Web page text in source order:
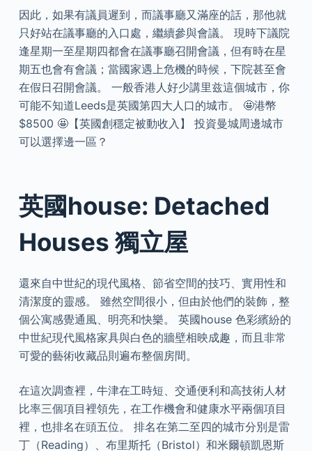
因此，如果有議員遲到，而議事廳又滿座的話，那他就
只好站在議事廳的入口處，繼續參與會議。 現時下議院
逢星期一至星期四都會在議事廳召開會議，但有時在星
期五也會有會議；當國家遇上危機的時候，下院甚至會
在假日召開會議。 一般香港人好少講里兹這個城市，你
可能不知道Leeds是英國第四大人口的城市。 🤩港幣
$8500 🤩【英國創穩定被動收入】 投資曼城周邊城市
可以選擇邊一區？
英國house: Detached
Houses 獨立屋
還來自中世紀的現代風格、節省空間的技巧、實用性和
清潔度的靈感。 雖然空間很小，但由於他們的裝飾，整
個公寓感覺通風、明亮和快樂。 英國house 色彩繽紛的
中世紀現代風格家具與白色的牆壁相映成趣，而且非常
可愛的藝術收藏品則遍布整個房間。
在這次調查裡，牛津在工時短、交通便利和高技術人材
比率三個項目裡領先，在工作機會和健康水平兩個項目
裡，也排名在頭五位。 排名在第二至四的城市分別是雷
丁（Reading）、布里斯托（Bristol）和米爾頓凱恩斯